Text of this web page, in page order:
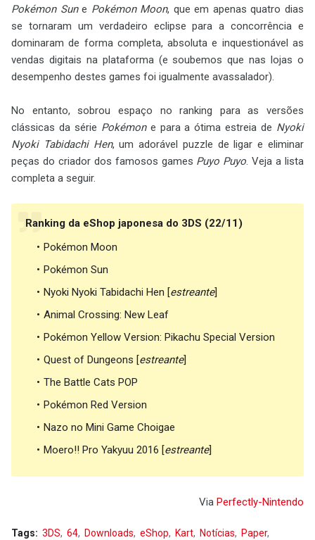
Pokémon Sune Pokémon Moon, que em apenas quatro dias
se tornaram um verdadeiro eclipse para a concorrência e
dominaram de forma completa, absoluta e inquestionável as
vendas digitais na plataforma (e soubemos que nas lojas o
desempenho destes games foi igualmente avassalador).
No entanto, sobrou espaço no ranking para as versões
clássicas da série Pokémone para a ótima estreia de Nyoki
Nyoki Tabidachi Hen, um adorável puzzle de ligar e eliminar
peças do criador dos famosos games Puyo Puyo. Veja a lista
completa a seguir.
Ranking da eShop japonesa do 3DS (22/11)
Pokémon Moon
Pokémon Sun
Nyoki Nyoki Tabidachi Hen [estreante]
Animal Crossing: New Leaf
Pokémon Yellow Version: Pikachu Special Version
Quest of Dungeons [estreante]
The Battle Cats POP
Pokémon Red Version
Nazo no Mini Game Choigae
Moero!! Pro Yakyuu 2016 [estreante]
Via Perfectly-Nintendo
Tags: 3DS 64 Downloads eShop Kart Notícias Paper